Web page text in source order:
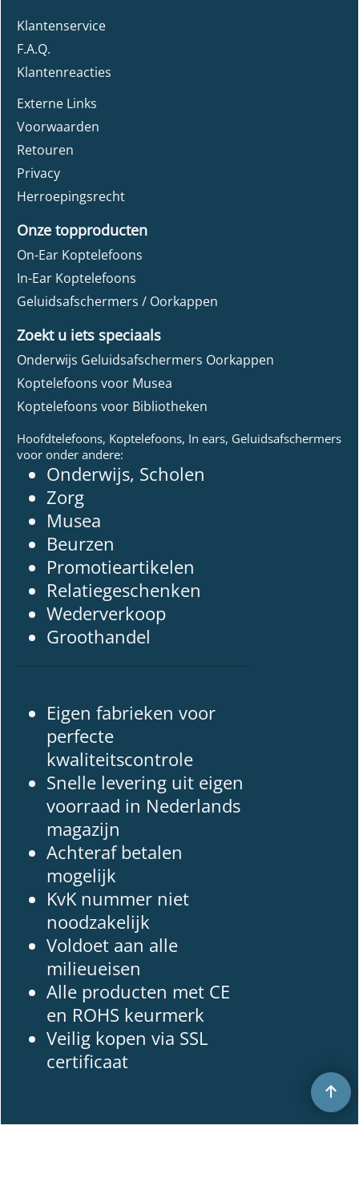
Klantenservice
F.A.Q.
Klantenreacties
Externe Links
Voorwaarden
Retouren
Privacy
Herroepingsrecht
Onze topproducten
On-Ear Koptelefoons
In-Ear Koptelefoons
Geluidsafschermers / Oorkappen
Zoekt u iets speciaals
Onderwijs Geluidsafschermers Oorkappen
Koptelefoons voor Musea
Koptelefoons voor Bibliotheken
Hoofdtelefoons, Koptelefoons, In ears, Geluidsafschermers
voor onder andere:
Onderwijs, Scholen
Zorg
Musea
Beurzen
Promotieartikelen
Relatiegeschenken
Wederverkoop
Groothandel
Eigen fabrieken voor
perfecte
kwaliteitscontrole
Snelle levering uit eigen
voorraad in Nederlands
magazijn
Achteraf betalen
mogelijk
KvK nummer niet
noodzakelijk
Voldoet aan alle
milieueisen
Alle producten met CE
en ROHS keurmerk
Veilig kopen via SSL
certificaat